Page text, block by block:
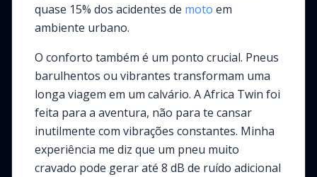
quase 15% dos acidentes de moto em
ambiente urbano.
O conforto também é um ponto crucial. Pneus
barulhentos ou vibrantes transformam uma
longa viagem em um calvário. A Africa Twin foi
feita para a aventura, não para te cansar
inutilmente com vibrações constantes. Minha
experiência me diz que um pneu muito
cravado pode gerar até 8 dB de ruído adicional